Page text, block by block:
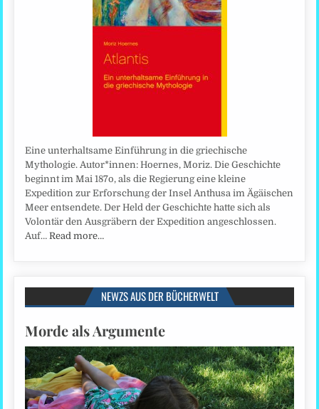
Eine unterhaltsame Einführung in die griechische
Mythologie. Autor*innen: Hoernes, Moriz. Die Geschichte
beginnt im Mai 187o, als die Regierung eine kleine
Expedition zur Erforschung der Insel Anthusa im Ägäischen
Meer entsendete. Der Held der Geschichte hatte sich als
Volontär den Ausgräbern der Expedition angeschlossen.
Auf…Read more…
NEWZS AUS DER BÜCHERWELT
Morde als Argumente